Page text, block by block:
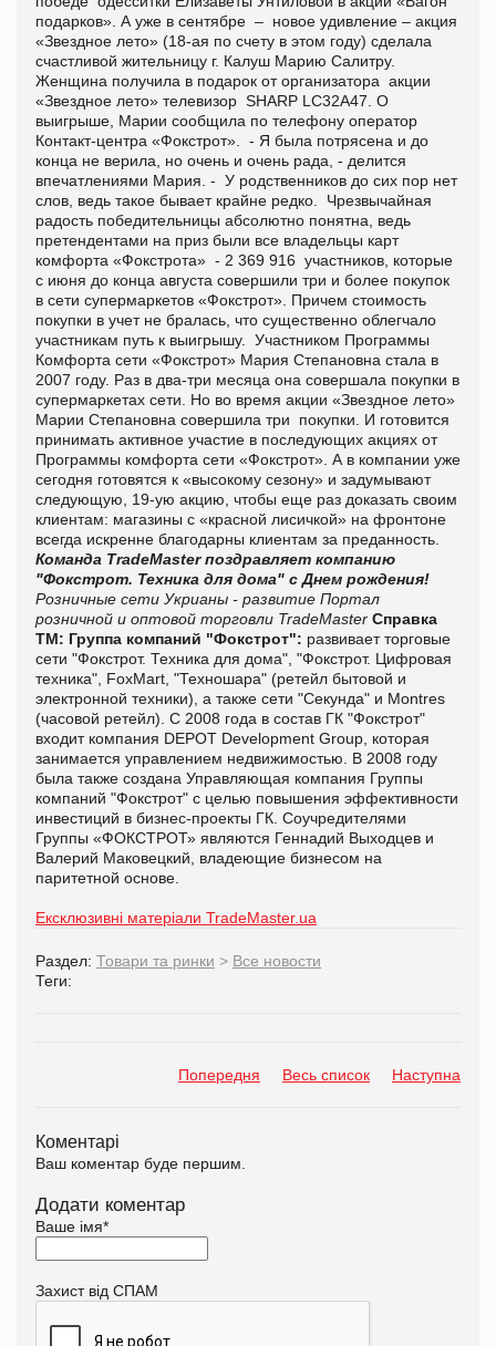
подарков». А уже в сентябре – новое удивление – акция
«Звездное лето» (18-ая по счету в этом году) сделала
счастливой жительницу г. Калуш Марию Салитру.
Женщина получила в подарок от организатора акции
«Звездное лето» телевизор SHARP LC32A47. О
выигрыше, Марии сообщила по телефону оператор
Контакт-центра «Фокстрот». - Я была потрясена и до
конца не верила, но очень и очень рада, - делится
впечатлениями Мария. - У родственников до сих пор нет
слов, ведь такое бывает крайне редко. Чрезвычайная
радость победительницы абсолютно понятна, ведь
претендентами на приз были все владельцы карт
комфорта «Фокстрота» - 2 369 916 участников, которые
с июня до конца августа совершили три и более покупок
в сети супермаркетов «Фокстрот». Причем стоимость
покупки в учет не бралась, что существенно облегчало
участникам путь к выигрышу. Участником Программы
Комфорта сети «Фокстрот» Мария Степановна стала в
2007 году. Раз в два-три месяца она совершала покупки в
супермаркетах сети. Но во время акции «Звездное лето»
Марии Степановна совершила три покупки. И готовится
принимать активное участие в последующих акциях от
Программы комфорта сети «Фокстрот». А в компании уже
сегодня готовятся к «высокому сезону» и задумывают
следующую, 19-ую акцию, чтобы еще раз доказать своим
клиентам: магазины с «красной лисичкой» на фронтоне
всегда искренне благодарны клиентам за преданность.
Команда TradeMaster поздравляет компанию
"Фокстрот. Техника для дома" с Днем рождения!
Розничные сети Укрианы - развитие Портал
розничной и оптовой торговли TradeMaster Справка
ТМ: Группа компаний "Фокстрот": развивает торговые
сети "Фокстрот. Техника для дома", "Фокстрот. Цифровая
техника", FoxMart, "Техношара" (ретейл бытовой и
электронной техники), а также сети "Секунда" и Montres
(часовой ретейл). С 2008 года в состав ГК "Фокстрот"
входит компания DEPOT Development Group, которая
занимается управлением недвижимостью. В 2008 году
была также создана Управляющая компания Группы
компаний "Фокстрот" с целью повышения эффективности
инвестиций в бизнес-проекты ГК. Соучредителями
Группы «ФОКСТРОТ» являются Геннадий Выходцев и
Валерий Маковецкий, владеющие бизнесом на
паритетной основе.
Ексклюзивні матеріали TradeMaster.ua
Раздел: Товари та ринки > Все новости
Теги:
Попередня Весь список Наступна
Коментарі
Ваш коментар буде першим.
Додати коментар
Ваше імя*
Захист від СПАМ